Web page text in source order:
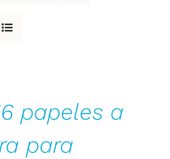
papeles a
para